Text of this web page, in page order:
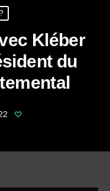
Kléber
du